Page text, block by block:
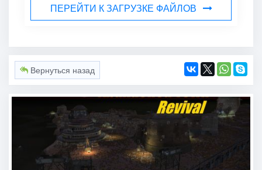
ПЕРЕЙТИ К ЗАГРУЗКЕ ФАЙЛОВ
Вернуться назад